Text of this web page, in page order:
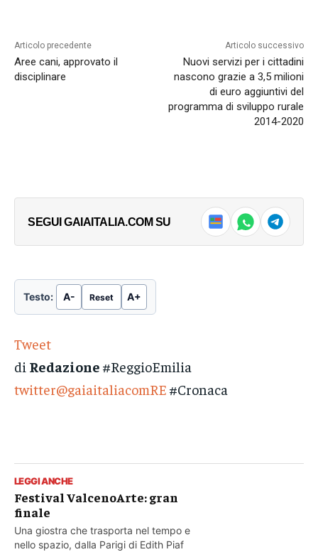
Articolo precedente
Aree cani, approvato il
disciplinare
Articolo successivo
Nuovi servizi per i cittadini
nascono grazie a 3,5 milioni
di euro aggiuntivi del
programma di sviluppo rurale
2014-2020
SEGUI GAIAITALIA.COM SU
Testo: A- Reset A+
Tweet
di Redazione #ReggioEmilia
twitter@gaiaitaliacomRE #Cronaca
LEGGI ANCHE
Festival ValcenoArte: gran
finale
Una giostra che trasporta nel tempo e
nello spazio, dalla Parigi di Edith Piaf